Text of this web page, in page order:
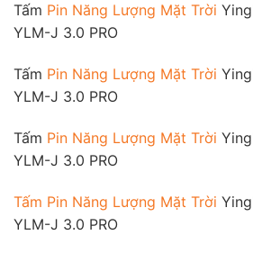
Tấm Pin Năng Lượng Mặt Trời
YLM-J 3.0 PRO
Tấm Pin Năng Lượng Mặt Trời
YLM-J 3.0 PRO
Tấm Pin Năng Lượng Mặt Trời
YLM-J 3.0 PRO
Tấm Pin Năng Lượng Mặt Trời
YLM-J 3.0 PRO